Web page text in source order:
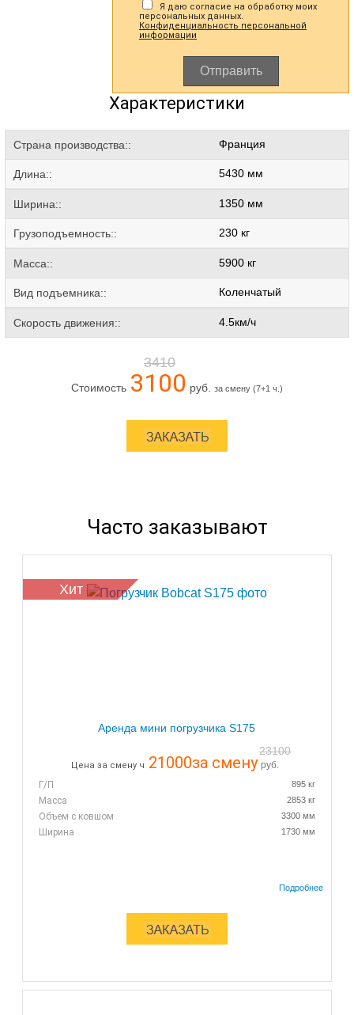
Я даю согласие на обработку моих
персональных данных.
Конфиденциальность персональной
информации
Отправить
Характеристики
Страна производства:: Франция
Длина:: 5430 мм
Ширина:: 1350 мм
Грузоподъемность:: 230 кг
Масса:: 5900 кг
Вид подъемника:: Коленчатый
Скорость движения:: 4.5км/ч
3410
Стоимость 3100 руб. за смену (7+1 ч.)
Часто заказывают
Хит
Аренда мини погрузчика S175
23100
Цена за смену ч 21000за смену руб.
Г/П
895 кг
Масса 2853 кг
Объем с ковшом 3300 мм
Ширина 1730 мм